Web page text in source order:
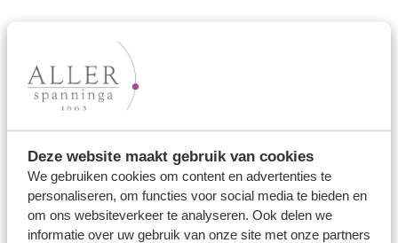
Deze website maakt gebruik van cookies
We gebruiken cookies om content en advertenties te
personaliseren, om functies voor social media te bieden en
om ons websiteverkeer te analyseren. Ook delen we
informatie over uw gebruik van onze site met onze partners
Ons aanbod
Trouwringen
Verlovingsringen
Vriendschapsringen
Over ons